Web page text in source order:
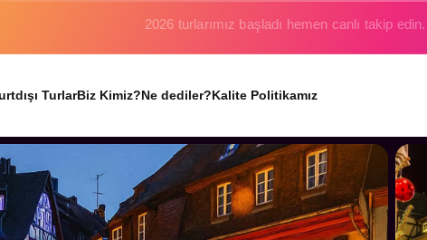
Binlerce gezginin hayali gerçek oluyor.
TurlarBiz Kimiz?Ne dediler?Kalite Politikamız